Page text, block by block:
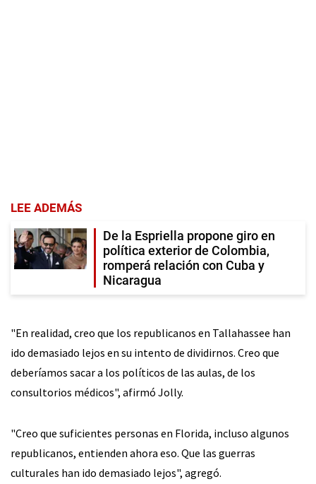
LEE ADEMÁS
De la Espriella propone giro en
política exterior de Colombia,
romperá relación con Cuba y
Nicaragua
"En realidad, creo que los republicanos en Tallahassee han
ido demasiado lejos en su intento de dividirnos. Creo que
deberíamos sacar a los políticos de las aulas, de los
consultorios médicos", afirmó Jolly.
"Creo que suficientes personas en Florida, incluso algunos
republicanos, entienden ahora eso. Que las guerras
culturales han ido demasiado lejos", agregó.